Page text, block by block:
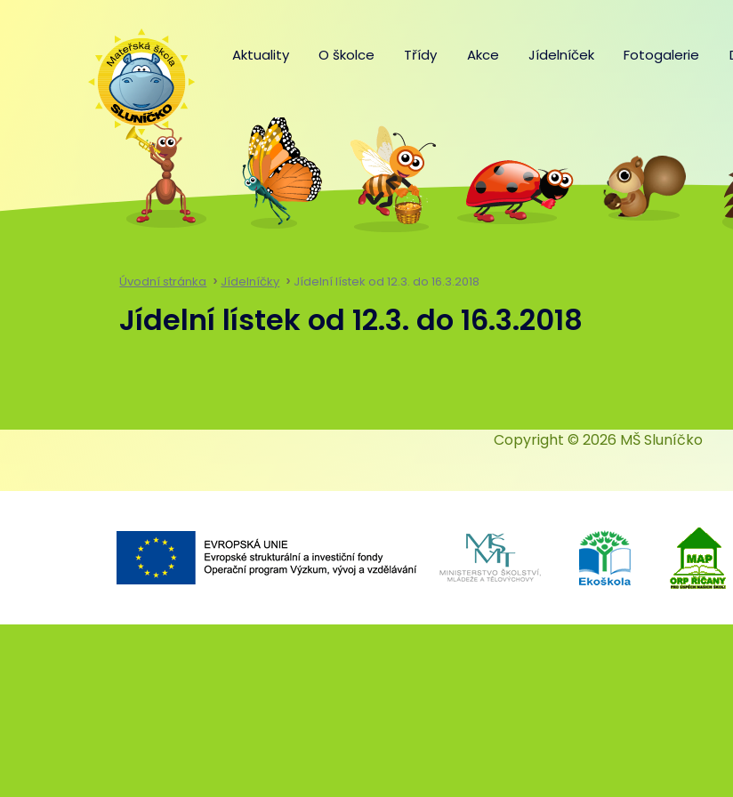
Aktuality O školce Třídy Akce Jídelníček Fotogalerie
Úvodní stránka Jídelníčky Jídelní lístek od 12.3. do 16.3.2018
Jídelní lístek od 12.3. do 16.3.2018
Copyright © 2026 MŠ Sluníčko